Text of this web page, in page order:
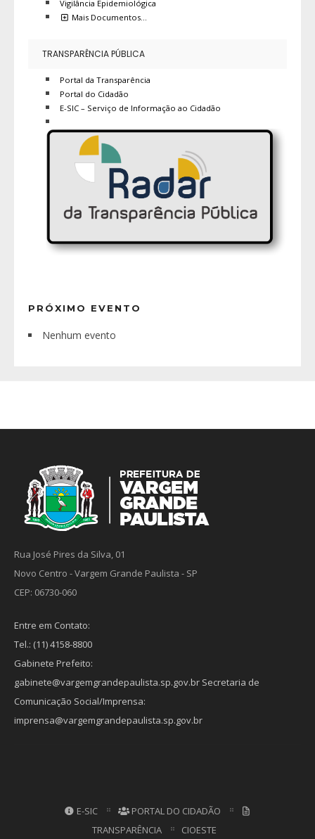
Vigilância Epidemiológica
Mais Documentos…
TRANSPARÊNCIA PÚBLICA
Portal da Transparência
Portal do Cidadão
E-SIC – Serviço de Informação ao Cidadão
PRÓXIMO EVENTO
Nenhum evento
Rua José Pires da Silva, 01
Novo Centro - Vargem Grande Paulista - SP
CEP: 06730-060
Entre em Contato:
Tel.: (11) 4158-8800
Gabinete Prefeito:
gabinete@vargemgrandepaulista.sp.gov.br Secretaria de
Comunicação Social/Imprensa:
imprensa@vargemgrandepaulista.sp.gov.br
E-SIC
PORTAL DO CIDADÃO
TRANSPARÊNCIA
CIOESTE